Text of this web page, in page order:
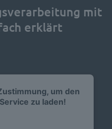
mit
erklärt
um den
zu laden!